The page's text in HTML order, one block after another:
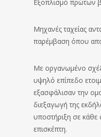
Εξοπλισμό πρώτων
Μηχανές ταχείας
παρέμβαση όπου
Με οργανωμένο
υψηλό επίπεδο
εξασφάλισαν την
διεξαγωγή της
υποστήριξη σε κάθε
επισκέπτη.